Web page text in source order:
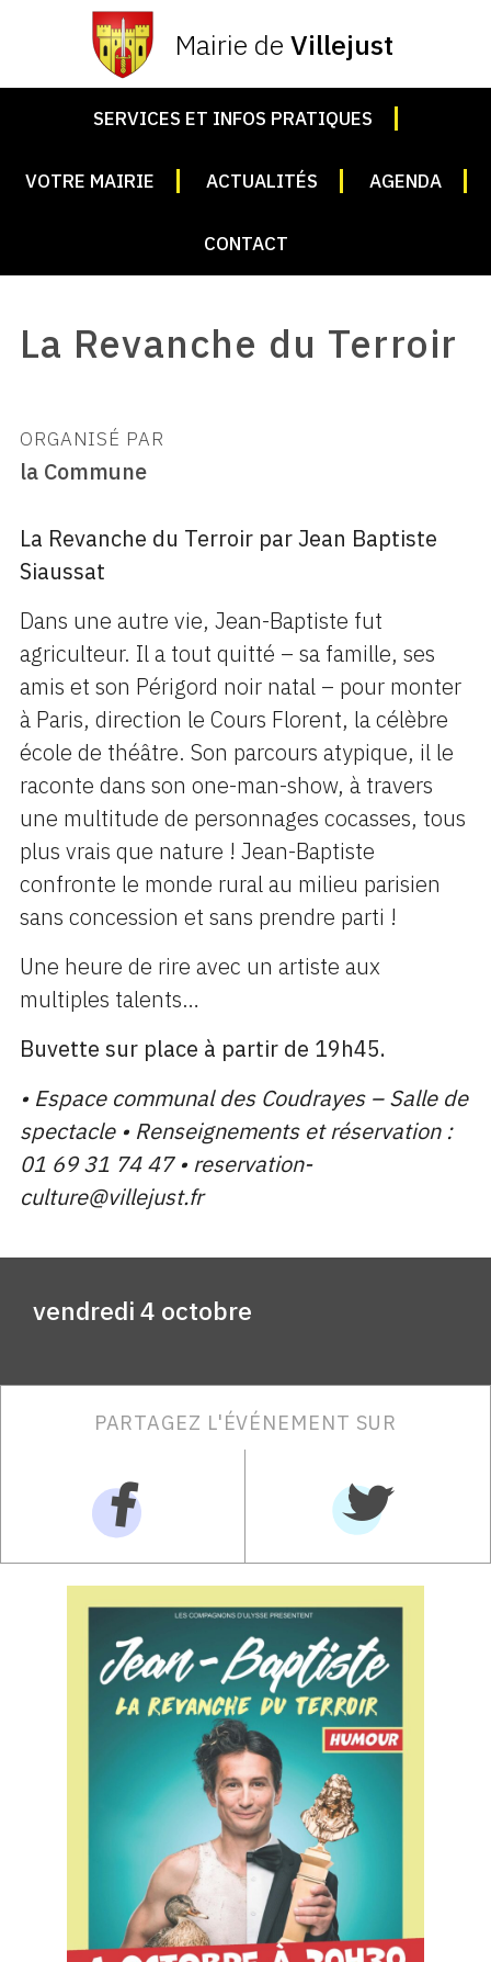
Mairie de Villejust
SERVICES ET INFOS PRATIQUES
VOTRE MAIRIE ACTUALITÉS AGENDA
CONTACT
La Revanche du Terroir
ORGANISÉ PAR
la Commune
La Revanche du Terroir par Jean Baptiste
Siaussat
Dans une autre vie, Jean-Baptiste fut
agriculteur. Il a tout quitté – sa famille, ses
amis et son Périgord noir natal – pour monter
à Paris, direction le Cours Florent, la célèbre
école de théâtre. Son parcours atypique, il le
raconte dans son one-man-show, à travers
une multitude de personnages cocasses, tous
plus vrais que nature ! Jean-Baptiste
confronte le monde rural au milieu parisien
sans concession et sans prendre parti !
Une heure de rire avec un artiste aux
multiples talents…
Buvette sur place à partir de 19h45.
• Espace communal des Coudrayes – Salle de
spectacle • Renseignements et réservation :
01 69 31 74 47 • reservation-
culture@villejust.fr
vendredi 4 octobre
PARTAGEZ L'ÉVÉNEMENT SUR